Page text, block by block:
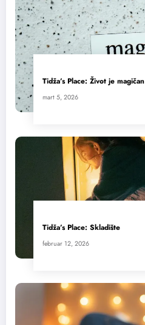
Tidža’s Place: Život je magičan
mart 5, 2026
Tidža’s Place: Skladište
februar 12, 2026